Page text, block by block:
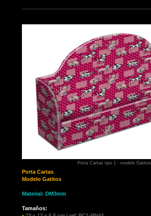
Porta Cartas tipo 1 - modelo Gatitos
Porta Cartas
Modelo Gatitos
Material: DM3mm
Tamaños: